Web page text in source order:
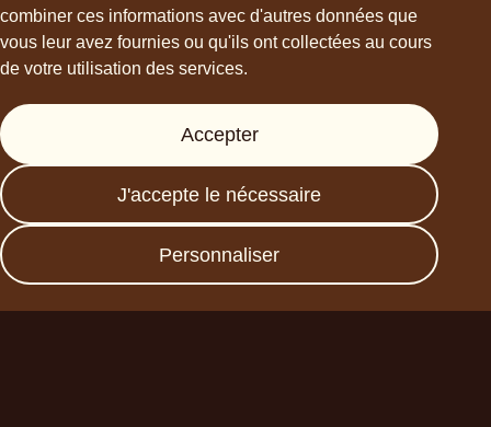
combiner ces informations avec d'autres données que
vous leur avez fournies ou qu'ils ont collectées au cours
de votre utilisation des services.
Accepter
J'accepte le nécessaire
Personnaliser
Presse
FAQs
Data protection
Imprint